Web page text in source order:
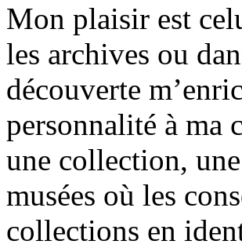
Mon plaisir est
les archives ou
découverte
personnalité à ma
une collection,
musées où les
collections en